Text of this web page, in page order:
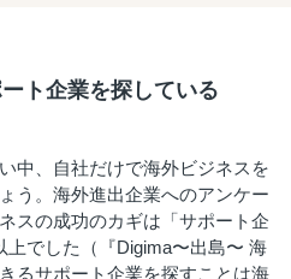
ト企業を探している
中、自社だけで海外ビジネスを
う。海外進出企業へのアンケー
スの成功のカギは「サポート企
でした（『Digima〜出島〜 海
るサポート企業を探すことは海